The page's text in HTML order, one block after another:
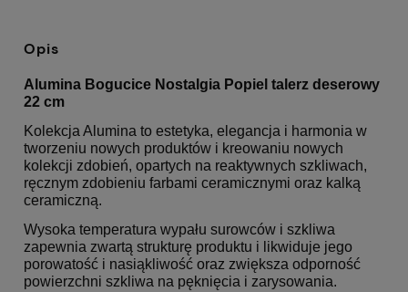
Opis
Alumina Bogucice Nostalgia Popiel talerz deserowy
22 cm
Kolekcja Alumina to estetyka, elegancja i harmonia w
tworzeniu nowych produktów i kreowaniu nowych
kolekcji zdobień, opartych na reaktywnych szkliwach,
ręcznym zdobieniu farbami ceramicznymi oraz kalką
ceramiczną.
Wysoka temperatura wypału surowców i szkliwa
zapewnia zwartą strukturę produktu i likwiduje jego
porowatość i nasiąkliwość oraz zwiększa odporność
powierzchni szkliwa na pęknięcia i zarysowania.